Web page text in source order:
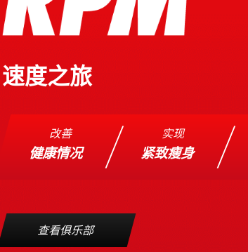
速度之旅
改善
健康情况
实现
紧致瘦身
查看俱乐部